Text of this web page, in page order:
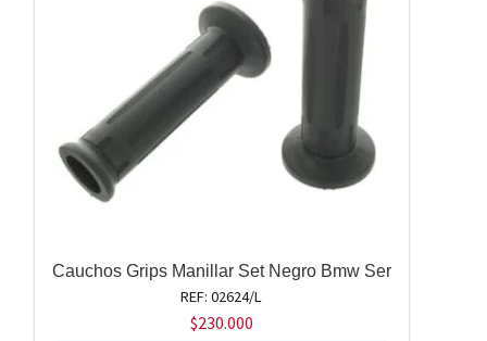
Cauchos Grips Manillar Set Negro Bmw Ser
REF: 02624/L
$230.000